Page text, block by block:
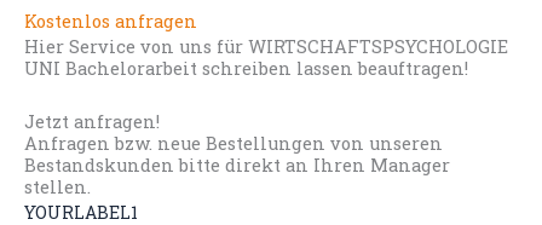
Kostenlos anfragen
Hier Service von uns für WIRTSCHAFTSPSYCHOLOGIE
UNI Bachelorarbeit schreiben lassen beauftragen!
Jetzt anfragen!
Anfragen bzw. neue Bestellungen von unseren
Bestandskunden bitte direkt an Ihren Manager
stellen.
YOURLABEL1